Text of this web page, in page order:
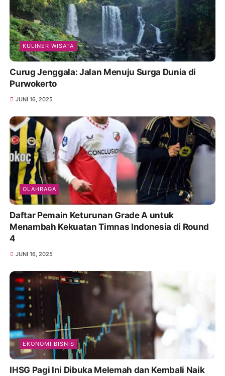
KULINER WISATA
Curug Jenggala: Jalan Menuju Surga Dunia di
Purwokerto
JUNI 16, 2025
OLAHRAGA
Daftar Pemain Keturunan Grade A untuk
Menambah Kekuatan Timnas Indonesia di Round
4
JUNI 16, 2025
EKONOMI BISNIS
IHSG Pagi Ini Dibuka Melemah dan Kembali Naik